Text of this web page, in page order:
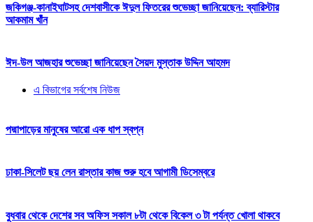
জকিগঞ্জ-কানাইঘাটসহ দেশবাসীকে ঈদুল ফিতরের শুভেচ্ছা জানিয়েছেন: ব্যারিস্টার
আকমাম খাঁন
ঈদ-উল আজহার শুভেচ্ছা জানিয়েছেন সৈয়দ মুস্তাক উদ্দিন আহমদ
এ বিভাগের সর্বশেষ নিউজ
পদ্মাপাড়ের মানুষের আরো এক ধাপ স্বপ্ন
ঢাকা-সিলেট ছয় লেন রাস্তার কাজ শুরু হবে আগামী ডিসেম্বরে
বুধবার থেকে দেশের সব অফিস সকাল ৮টা থেকে বিকেল ৩ টা পর্যন্ত খোলা থাকবে